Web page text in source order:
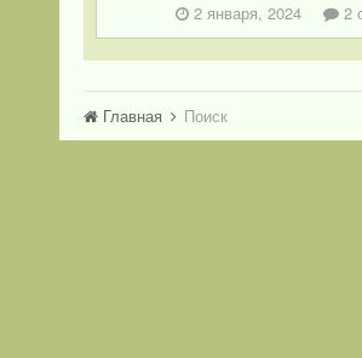
2 января, 2024
2
Главная Поиск